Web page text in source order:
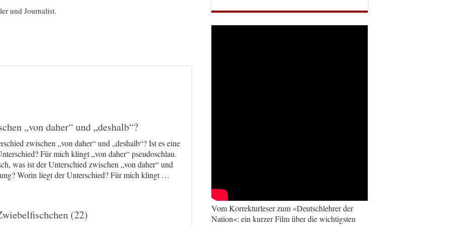
und Journalist.
„von daher“ und „deshalb“?
zwischen „von daher“ und „deshalb“? Ist es eine
Für mich klingt „von daher“ pseudoschlau.
was ist der Unterschied zwischen „von daher“ und
Worin liegt der Unterschied? Für mich klingt …
(22)
Vom Korrekturleser zum »Deutschlehrer der
Nation«: ein kurzer Film über die wichtigsten